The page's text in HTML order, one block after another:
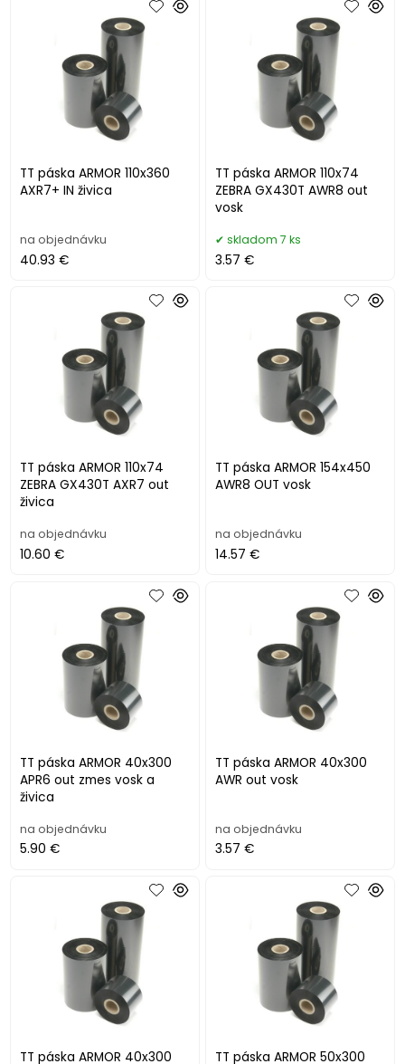
TT páska ARMOR 110x360
AXR7+ IN živica
na objednávku
40.93 €
TT páska ARMOR 110x74
ZEBRA GX430T AWR8 out
vosk
skladom 7 ks
3.57 €
TT páska ARMOR 110x74
ZEBRA GX430T AXR7 out
živica
na objednávku
10.60 €
TT páska ARMOR 154x450
AWR8 OUT vosk
na objednávku
14.57 €
TT páska ARMOR 40x300
APR6 out zmes vosk a
živica
na objednávku
5.90 €
TT páska ARMOR 40x300
AWR out vosk
na objednávku
3.57 €
TT páska ARMOR 40x300 TT páska ARMOR 50x300